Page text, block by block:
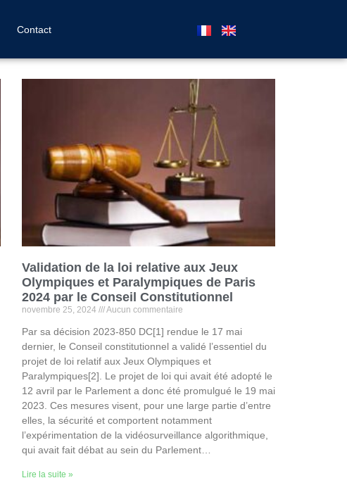
Contact
Validation de la loi relative aux Jeux
Olympiques et Paralympiques de Paris
2024 par le Conseil Constitutionnel
novembre 25, 2024 Aucun commentaire
Par sa décision 2023-850 DC[1] rendue le 17 mai
dernier, le Conseil constitutionnel a validé l’essentiel du
projet de loi relatif aux Jeux Olympiques et
Paralympiques[2]. Le projet de loi qui avait été adopté le
12 avril par le Parlement a donc été promulgué le 19 mai
2023. Ces mesures visent, pour une large partie d’entre
elles, la sécurité et comportent notamment
l’expérimentation de la vidéosurveillance algorithmique,
qui avait fait débat au sein du Parlement…
Lire la suite »